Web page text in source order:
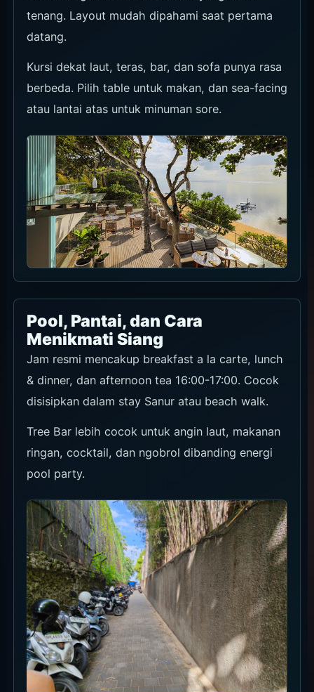
tenang. Layout mudah dipahami saat pertama
datang.
Kursi dekat laut, teras, bar, dan sofa punya rasa
berbeda. Pilih table untuk makan, dan sea-facing
atau lantai atas untuk minuman sore.
Pool, Pantai, dan Cara
Menikmati Siang
Jam resmi mencakup breakfast a la carte, lunch
& dinner, dan afternoon tea 16:00-17:00. Cocok
disisipkan dalam stay Sanur atau beach walk.
Tree Bar lebih cocok untuk angin laut, makanan
ringan, cocktail, dan ngobrol dibanding energi
pool party.